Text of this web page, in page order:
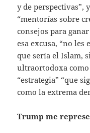
y de perspectivas”,
“mentorías sobre
consejos para
esa excusa, “no
que sería el Islam,
ultraortodoxa como
“estrategia” “que
como la extrema
Trump me